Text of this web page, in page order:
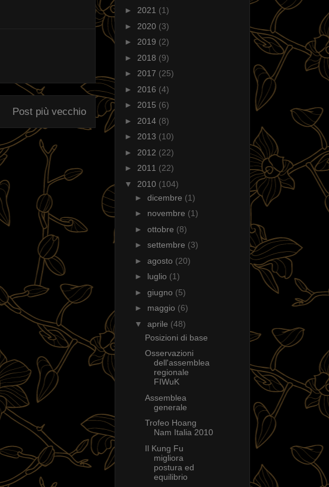
Post più vecchio
► 2021 (1)
► 2020 (3)
► 2019 (2)
► 2018 (9)
► 2017 (25)
► 2016 (4)
► 2015 (6)
► 2014 (8)
► 2013 (10)
► 2012 (22)
► 2011 (22)
▼ 2010 (104)
► dicembre (1)
► novembre (1)
► ottobre (8)
► settembre (3)
► agosto (20)
► luglio (1)
► giugno (5)
► maggio (6)
▼ aprile (48)
Posizioni di base
Osservazioni
dell'assemblea
regionale
FIWuK
Assemblea
generale
Trofeo Hoang
Nam Italia 2010
Il Kung Fu
migliora
postura ed
equilibrio